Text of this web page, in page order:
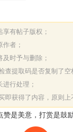
有帖子版权；
者；
时予与删除；
查提取码是否复制了
行处理；
即获得了内容，原则
赞是美意，打赏是鼓